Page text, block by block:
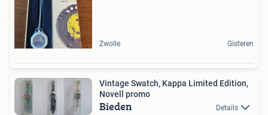
Zwolle Gisteren
Vintage Swatch, Kappa Limited Edition,
Novell promo
Bieden Details